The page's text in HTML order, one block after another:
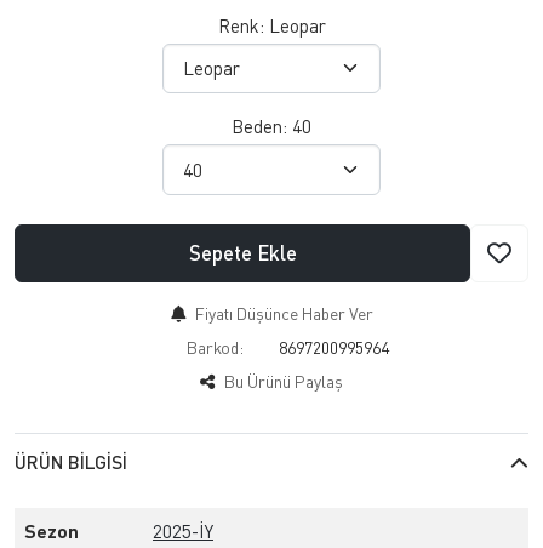
Renk: Leopar
Beden: 40
Sepete Ekle
Fiyatı Düşünce Haber Ver
Barkod:
8697200995964
Bu Ürünü Paylaş
ÜRÜN BILGISI
Sezon 2025-İY